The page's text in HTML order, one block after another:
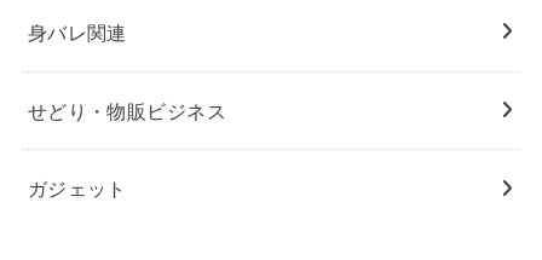
身バレ関連
せどり・物販ビジネス
ガジェット